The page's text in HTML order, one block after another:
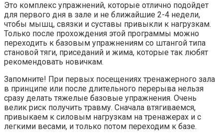
Это комплекс упражнений, которые отлично подойдет
для первого дня в зале и не ближайшие 2-4 недели,
чтобы мышц, связки и суставы привыкли к нагрузкам.
Только после прохождения этой программы можно
переходить к базовым упражнениям со штангой типа
становой тяги, приседаний и жима, которые так любят
рекомендовать новичкам.
Запомните! При первых посещениях тренажерного зала
в принципе или после длительного перерыва нельзя
сразу делать тяжелые базовые упражнения. Очень
велик риск получить травму. Сначала втягиваемся,
привыкаем к силовым нагрузкам на тренажерах и с
легкими весами, и только потом переходим к базе.